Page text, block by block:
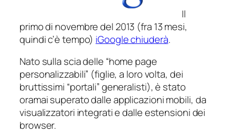
Il
primo di novembre del 2013 (fra 13 mesi,
quindi c’è tempo) iGoogle chiuderà.
Nato sulla scia delle “home page
personalizzabili” (figlie, a loro volta, dei
bruttissimi “portali” generalisti), è stato
oramai superato dalle applicazioni mobili, da
visualizzatori integrati e dalle estensioni dei
browser.